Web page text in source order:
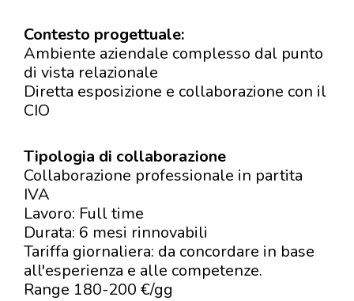
Contesto progettuale:
Ambiente aziendale complesso dal punto
di vista relazionale
Diretta esposizione e collaborazione con il
CIO
Tipologia di collaborazione
Collaborazione professionale in partita
IVA
Lavoro: Full time
Durata: 6 mesi rinnovabili
Tariffa giornaliera: da concordare in base
all'esperienza e alle competenze.
Range 180-200 €/gg